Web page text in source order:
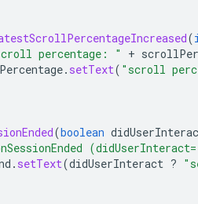
(
percentage: " +
. setText( "scroll
(boolean
. setText(didUserInteract ?